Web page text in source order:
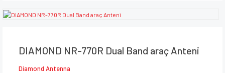
DIAMOND NR-770R Dual Band araç Anteni
Diamond Antenna